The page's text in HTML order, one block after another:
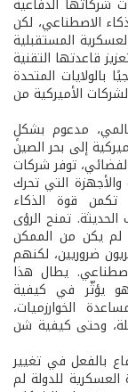
الاصطناعي، لكن
المستقبلية
قاعدتها التقنية
بالولايات المتحدة
الأميركية من
مدعوم بشكلٍ
إلى بحر الصين
توفر شركات
والأجهزة التي تحرك
تكمن قوة الذكاء
تمنح الرؤى
لم يكن من الممكن
البشريون ضروريين، لكنهم
يطال هذا
هو يؤثّر في كيفية
الخوارزميات،
وحتى كيفية شن
بالفعل في تغيير
العسكرية للدولة لم